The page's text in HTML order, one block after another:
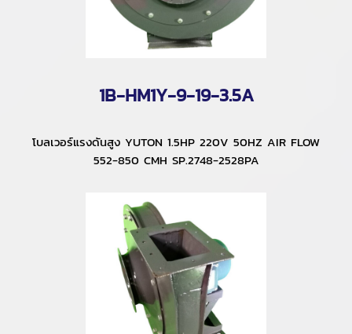
1B-HM1Y-9-19-3.5A
โบลเวอร์แรงดันสูง YUTON 1.5HP 220V 50HZ AIR FLOW
552-850 CMH SP.2748-2528PA